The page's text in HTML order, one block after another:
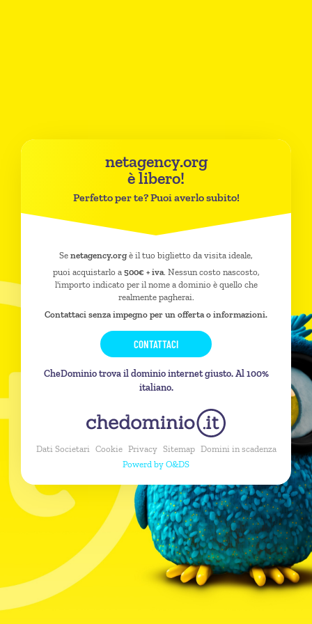
netagency.org
è libero!
Perfetto per te? Puoi averlo subito!
Se netagency.org è il tuo biglietto da visita ideale,
puoi acquistarlo a 500€ + iva. Nessun costo nascosto,
l'importo indicato per il nome a dominio è quello che
realmente pagherai.
Contattaci senza impegno per un offerta o informazioni.
CONTATTACI
CheDominio trova il dominio internet giusto. Al 100%
italiano.
Dati Societari Cookie Privacy Sitemap Domini in scadenza
Powerd by O&DS